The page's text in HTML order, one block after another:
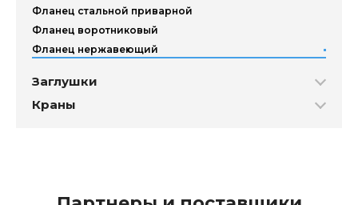
Фланец стальной приварной
Фланец воротниковый
Фланец нержавеющий
Заглушки
Краны